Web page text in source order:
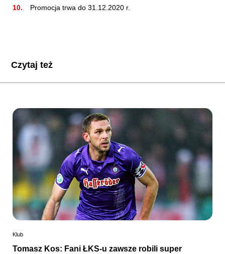
Promocja trwa do 31.12.2020 r.
Czytaj też
Klub
Tomasz Kos: Fani ŁKS-u zawsze robili super